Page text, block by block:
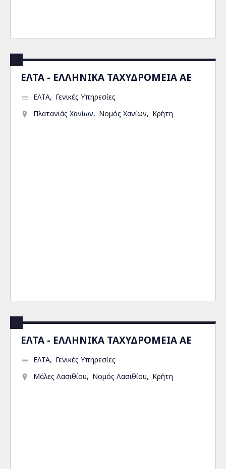
ΕΛΤΑ - ΕΛΛΗΝΙΚΑ ΤΑΧΥΔΡΟΜΕΙΑ ΑΕ
ΕΛΤΑ
Γενικές Υπηρεσίες
Πλατανιάς Χανίων
Νομός Χανίων Κρήτη
ΕΛΤΑ - ΕΛΛΗΝΙΚΑ ΤΑΧΥΔΡΟΜΕΙΑ ΑΕ
ΕΛΤΑ
Γενικές Υπηρεσίες
Μάλες Λασιθίου
Νομός Λασιθίου Κρήτη